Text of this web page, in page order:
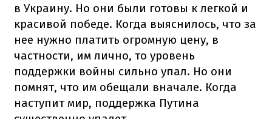
в Украину. Но они были готовы к легкой и
красивой победе. Когда выяснилось, что за
нее нужно платить огромную цену, в
частности, им лично, то уровень
поддержки войны сильно упал. Но они
помнят, что им обещали вначале. Когда
наступит мир, поддержка Путина